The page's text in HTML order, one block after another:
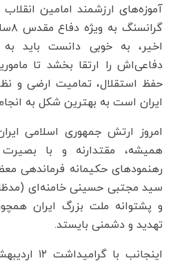
آموزه‌های ارزشمند امامین
اخیر، به خوبی دانست باید
دفاعی‌اش را ارتقا بخشد تا
حفظ استقلال، تمامیت ارضی و
ایران است به بهترین شکل به
امروز ارتش جمهوری اسلامی
همیشه، مقتدارنه و با
رهنمودهای حکیمانه فرماندهی
سید مجتبی حسینی خامنه‌ای
و پشتوانه ملت بزرگ ایران
تهدید و دشمنی بایستد.
اینجانب